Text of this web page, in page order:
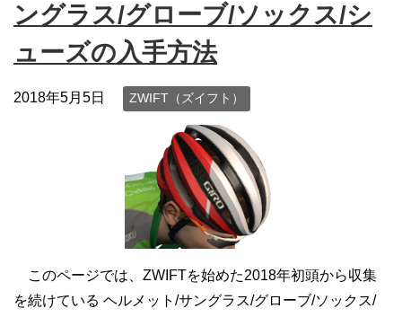
ングラス/グローブ/ソックス/シ
ューズの入手方法
2018年5月5日 ZWIFT（ズイフト）
このページでは、ZWIFTを始めた2018年初頭から収集
を続けている ヘルメット/サングラス/グローブ/ソックス/